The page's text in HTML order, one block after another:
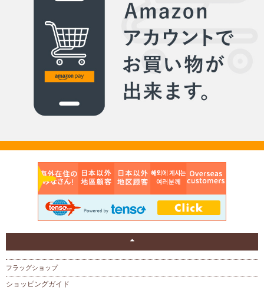
フラッグショップ
ショッピングガイド